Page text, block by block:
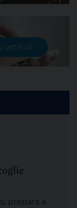
articoli
prepara a